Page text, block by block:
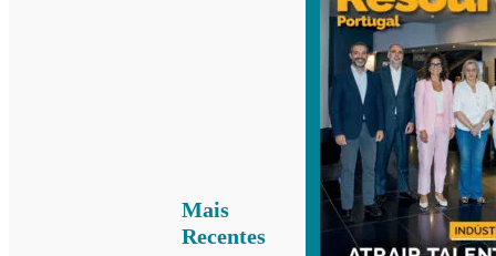
Mais
Recentes